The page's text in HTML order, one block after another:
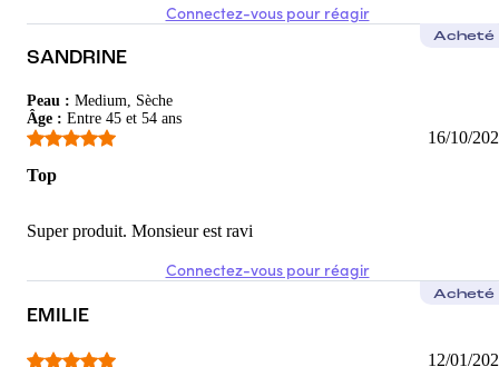
Connectez-vous pour réagir
SANDRINE
Peau : Medium, Sèche
Âge : Entre 45 et 54 ans
Acheté
16/10/
Top
Super produit. Monsieur est ravi
Connectez-vous pour réagir
EMILIE
Acheté
12/01/